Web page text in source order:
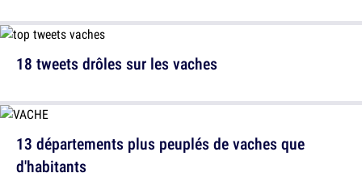
13 départements plus peuplés de vaches que
d'habitants
18 tweets drôles sur les vaches